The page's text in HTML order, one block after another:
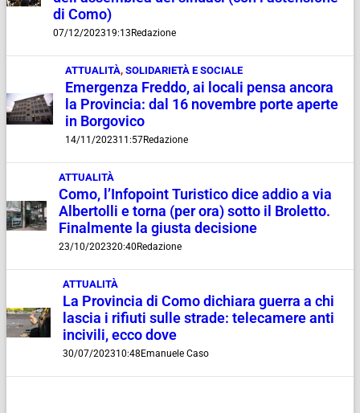
di Como)
07/12/202319:13Redazione
ATTUALITÀ, SOLIDARIETÀ E SOCIALE
Emergenza Freddo, ai locali pensa ancora
la Provincia: dal 16 novembre porte aperte
in Borgovico
14/11/202311:57Redazione
ATTUALITÀ
Como, l’Infopoint Turistico dice addio a via
Albertolli e torna (per ora) sotto il Broletto.
Finalmente la giusta decisione
23/10/202320:40Redazione
ATTUALITÀ
La Provincia di Como dichiara guerra a chi
lascia i rifiuti sulle strade: telecamere anti
incivili, ecco dove
30/07/202310:48Emanuele Caso